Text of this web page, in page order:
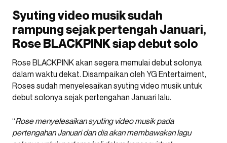
Syuting video musik sudah
rampung sejak pertengah Januari,
Rose BLACKPINK siap debut solo
Rose BLACKPINK akan segera memulai debut solonya
dalam waktu dekat. Disampaikan oleh YG Entertaiment,
Roses sudah menyelesaikan syuting video musik untuk
debut solonya sejak pertengahan Januari lalu.
“Rose menyelesaikan syuting video musik pada
pertengahan Januari dan dia akan membawakan lagu